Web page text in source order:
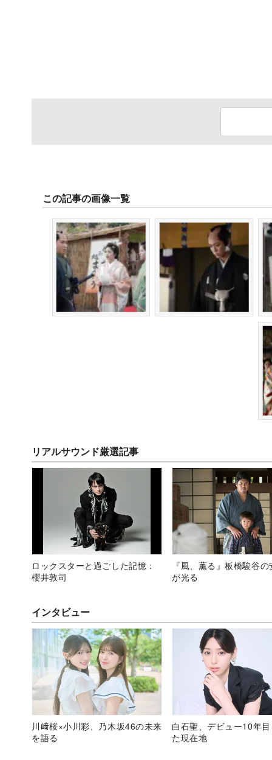
この記事の画像一覧
リアルサウンド厳選記事
ロックスターと過ごした記憶：
櫻井敦司
『風、薫る』板橋駿谷
が光る
インタビュー
川﨑桜×小川彩、乃木坂46の未来
を語る
白石聖、デビュー10年
た現在地